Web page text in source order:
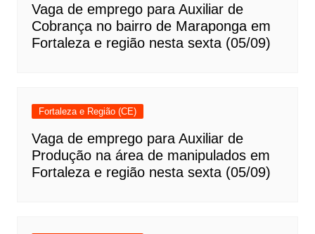
Vaga de emprego para Auxiliar de
Cobrança no bairro de Maraponga em
Fortaleza e região nesta sexta (05/09)
Fortaleza e Região (CE)
Vaga de emprego para Auxiliar de
Produção na área de manipulados em
Fortaleza e região nesta sexta (05/09)